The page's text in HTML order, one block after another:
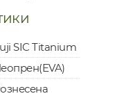
SIC Titanium